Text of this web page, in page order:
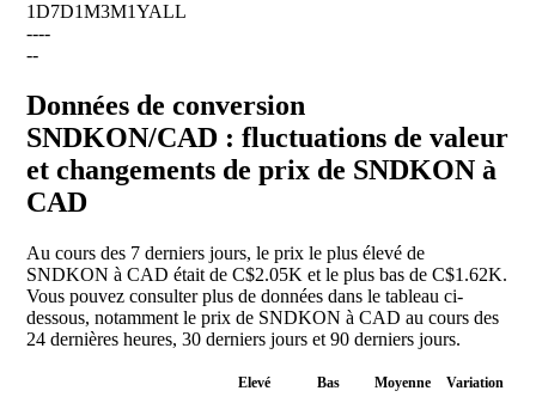
1D7D1M3M1YALL
----
--
Données de conversion
SNDKON/CAD : fluctuations de valeur
et changements de prix de SNDKON à
CAD
Au cours des 7 derniers jours, le prix le plus élevé de
SNDKON à CAD était de C$2.05K et le plus bas de C$1.62K.
Vous pouvez consulter plus de données dans le tableau ci-
dessous, notamment le prix de SNDKON à CAD au cours des
24 dernières heures, 30 derniers jours et 90 derniers jours.
Elevé Bas Moyenne
Variation